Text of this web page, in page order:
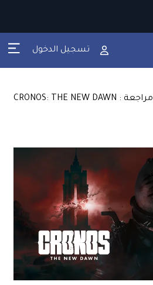
تسجيل الدخول
مراجعة : CRONOS: THE NEW DAWN